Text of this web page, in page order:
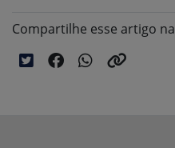
Compartilhe esse artigo